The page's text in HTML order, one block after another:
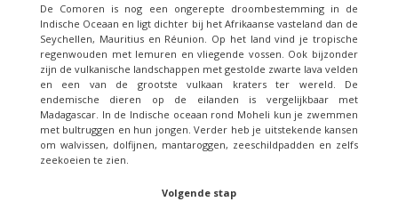
De Comoren is nog een ongerepte droombestemming in de
Indische Oceaan en ligt dichter bij het Afrikaanse vasteland dan de
Seychellen, Mauritius en Réunion. Op het land vind je tropische
regenwouden met lemuren en vliegende vossen. Ook bijzonder
zijn de vulkanische landschappen met gestolde zwarte lava velden
en een van de grootste vulkaan kraters ter wereld. De
endemische dieren op de eilanden is vergelijkbaar met
Madagascar. In de Indische oceaan rond Moheli kun je zwemmen
met bultruggen en hun jongen. Verder heb je uitstekende kansen
om walvissen, dolfijnen, mantaroggen, zeeschildpadden en zelfs
zeekoeien te zien.
Volgende stap